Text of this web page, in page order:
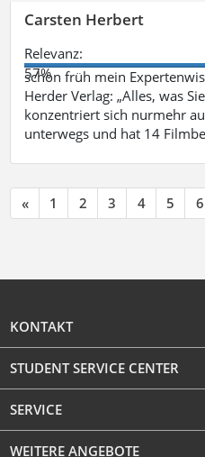
Carsten Herbert
Relevanz:
57%
schon früh mein
Herder Verlag: „Alles, was
konzentriert sich nurmehr
unterwegs und hat 14
« 1 2 3 4 5 6
KONTAKT
STUDENT SERVICE CENTER
SERVICE
WEITERE ANGEBOTE